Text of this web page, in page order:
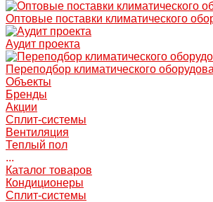
Оптовые поставки климатического
Аудит проекта
Переподбор климатического
Объекты
Бренды
Акции
Сплит-системы
Вентиляция
Теплый пол
...
Каталог товаров
Кондиционеры
Сплит-системы